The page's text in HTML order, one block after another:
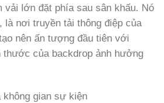
vải lớn đặt phía sau sân khấu. Nó
là nơi truyền tải thông điệp của
nên ấn tượng đầu tiên với
thước của backdrop ảnh hưởng
gian sự kiện